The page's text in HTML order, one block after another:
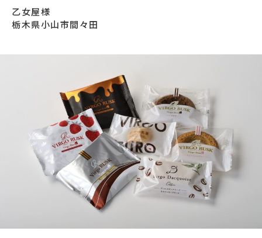
乙女屋様
栃木県小山市間々田